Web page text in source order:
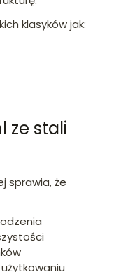
klasyków jak:
ze stali
sprawia, że